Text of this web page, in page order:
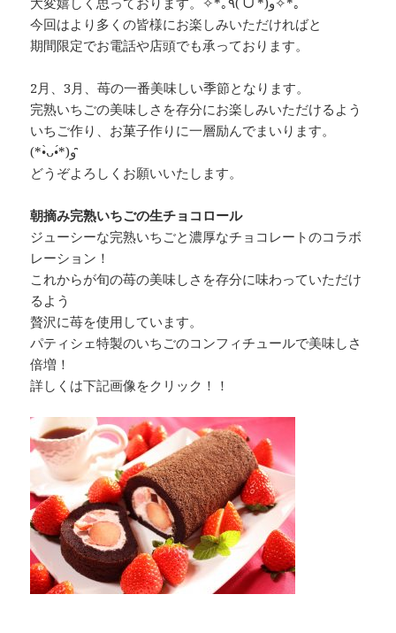
今回はより多くの皆様にお楽しみいただければと
期間限定でお電話や店頭でも承っております。
2月、3月、苺の一番美味しい季節となります。
完熟いちごの美味しさを存分にお楽しみいただけるよう
いちご作り、お菓子作りに一層励んでまいります。
(*•̀ᴗ•́*)و ̑̑
どうぞよろしくお願いいたします。
朝摘み完熟いちごの生チョコロール
ジューシーな完熟いちごと濃厚なチョコレートのコラボ
レーション！
これからが旬の苺の美味しさを存分に味わっていただけ
るよう
贅沢に苺を使用しています。
パティシェ特製のいちごのコンフィチュールで美味しさ
倍増！
詳しくは下記画像をクリック！！